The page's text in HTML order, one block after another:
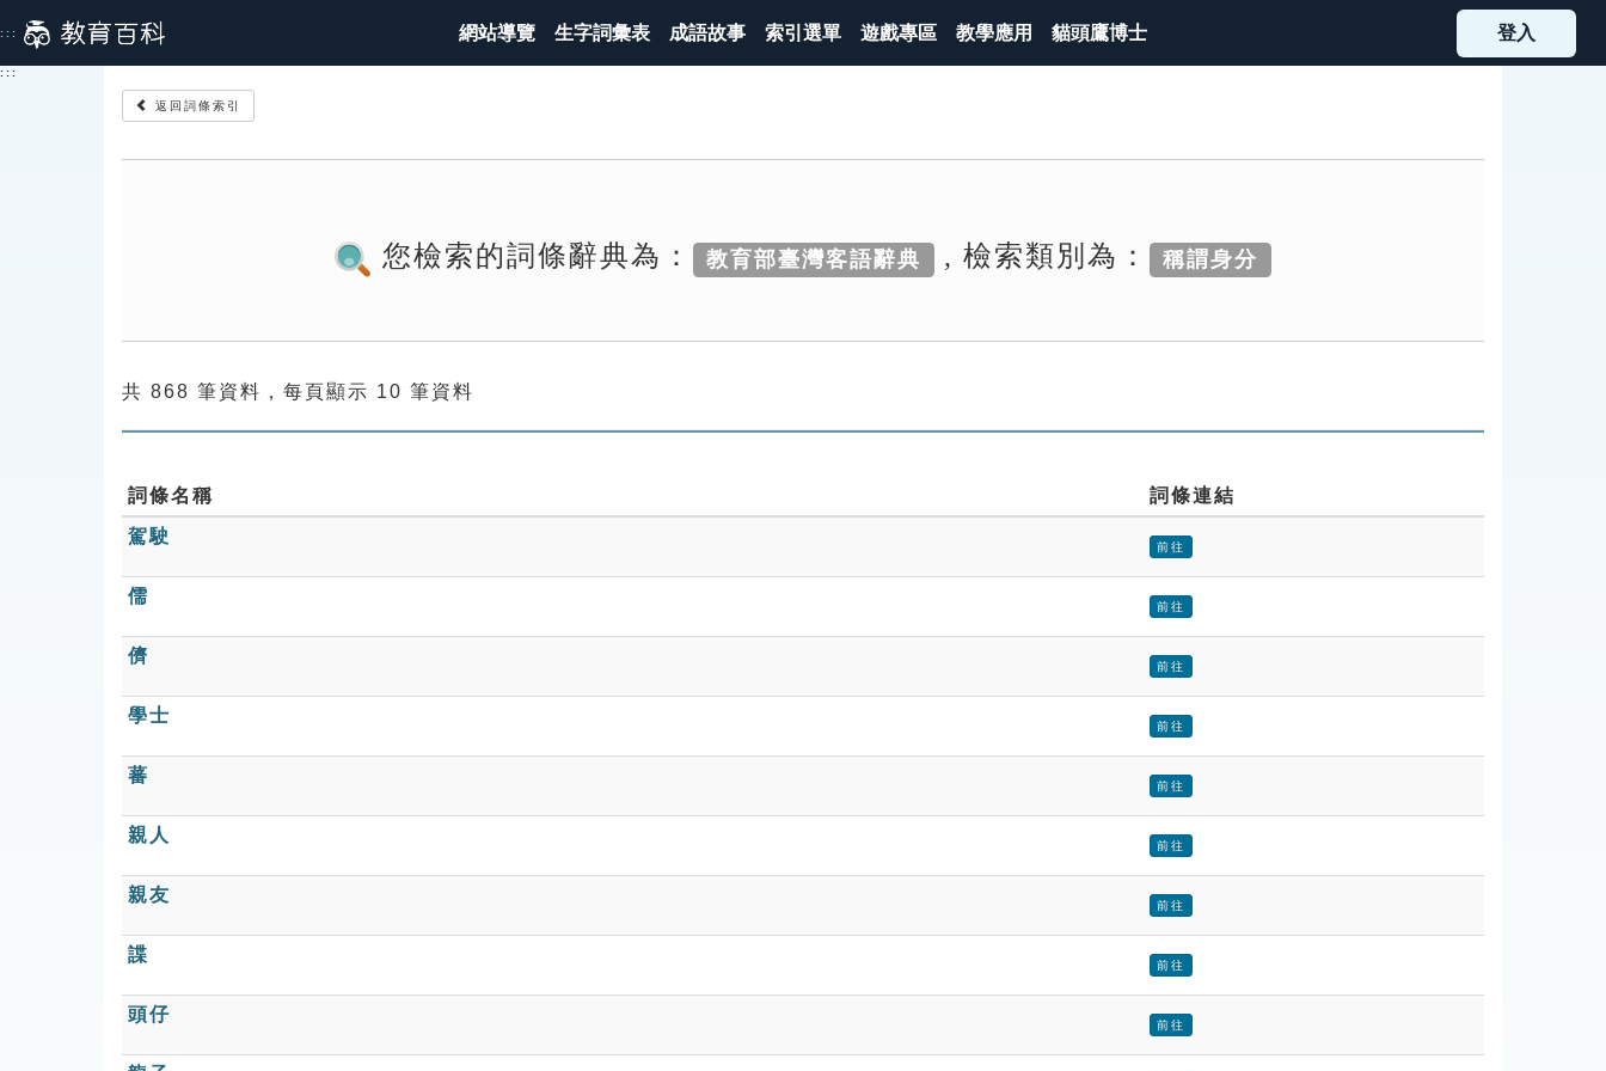
到
主
::: 網站導覽 生字詞彙表 成語故事 索引選單 遊戲專區 教學應用 貓頭鷹博士 登入
:::
返回詞條索引
您檢索的詞條辭典為： 教育部臺灣客語辭典 , 檢索類別為： 稱謂身分
共 868 筆資料，每頁顯示 10 筆資料
詞條名稱
詞條連結
駕駛
前往
儒
前往
儕
前往
學士
前往
蕃
前往
親人
前往
親友
前往
諜
前往
頭仔
前往